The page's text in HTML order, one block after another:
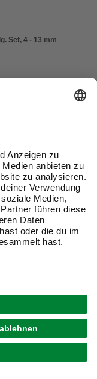
Set, 4 - 13 mm
und
werden
die
sich verschiedene
verbreitet sind